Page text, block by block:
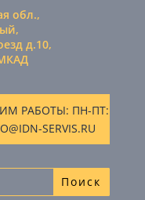
обл.,
д.10,
РАБОТЫ: ПН-ПТ:
SERVIS.RU